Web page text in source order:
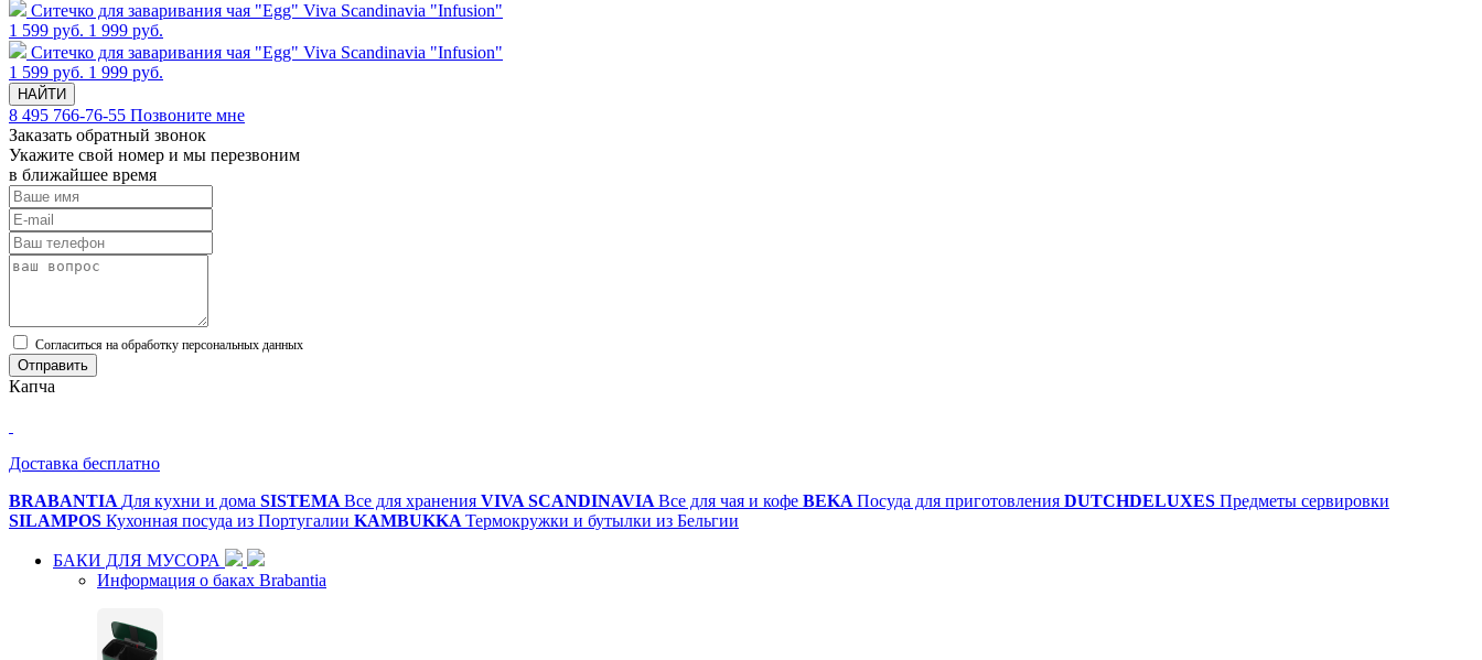
Cитечко для заваривания чая "Egg" Viva Scandinavia "Infusion"
1 599 руб. 1 999 руб.
Cитечко для заваривания чая "Egg" Viva Scandinavia "Infusion"
1 599 руб. 1 999 руб.
НАЙТИ
8 495 766-76-55 Позвоните мне
Заказать обратный звонок
Укажите свой номер и мы перезвоним
в ближайшее время
Cогласиться на обработку персональных данных
Отправить
Капча
Доставка бесплатно
BRABANTIA Для кухни и дома SISTEMA Все для хранения VIVA SCANDINAVIA Все для чая и кофе BEKA Посуда для приготовления DUTCHDELUXES Предметы сервировки
SILAMPOS Кухонная посуда из Португалии KAMBUKKA Термокружки и бутылки из Бельгии
БАКИ ДЛЯ МУСОРА
Информация о баках Brabantia